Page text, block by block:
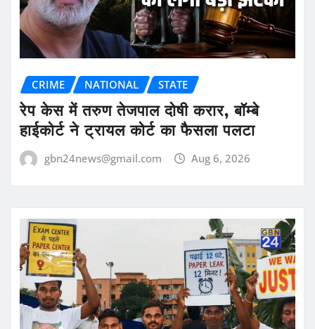
CRIME NATIONAL STATE
रेप केस में तरुण तेजपाल दोषी करार, बॉम्बे
हाईकोर्ट ने ट्रायल कोर्ट का फैसला पलटा
gbn24news@gmail.com Aug 6, 2026